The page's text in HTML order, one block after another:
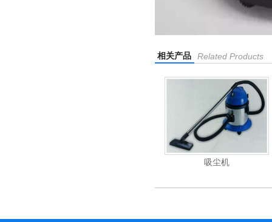
相关产品 Related Products
吸尘机